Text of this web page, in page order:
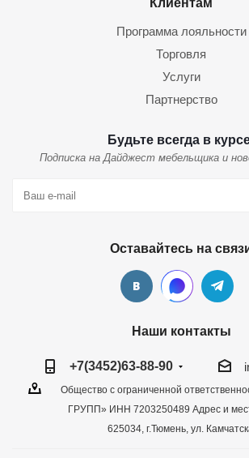
Программа лояльности
Торговля
Услуги
Партнерство
Будьте всегда в
Подписка на Дайджест мебельщика и
Оставайтесь на
Наши контакты
+7(3452)63-88-90
Общество с ограниченной
ГРУПП» ИНН 7203250489 Адрес и
625034, г.Тюмень, ул.